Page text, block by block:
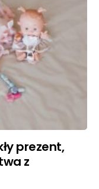
prezent,
z